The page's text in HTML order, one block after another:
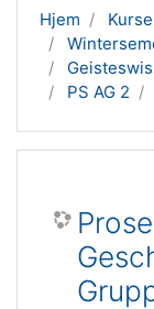
Hjem
PS AG 2